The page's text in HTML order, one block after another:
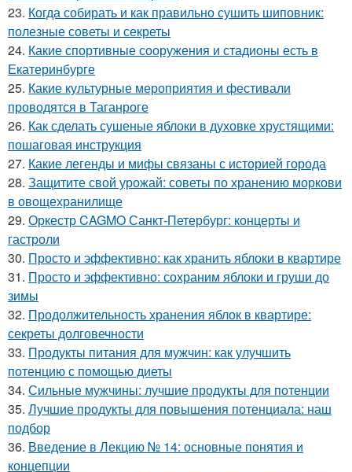
23. Когда собирать и как правильно сушить шиповник:
полезные советы и секреты
24. Какие спортивные сооружения и стадионы есть в
Екатеринбурге
25. Какие культурные мероприятия и фестивали
проводятся в Таганроге
26. Как сделать сушеные яблоки в духовке хрустящими:
пошаговая инструкция
27. Какие легенды и мифы связаны с историей города
28. Защитите свой урожай: советы по хранению моркови
в овощехранилище
29. Оркестр CAGMO Санкт-Петербург: концерты и
гастроли
30. Просто и эффективно: как хранить яблоки в квартире
31. Просто и эффективно: сохраним яблоки и груши до
зимы
32. Продолжительность хранения яблок в квартире:
секреты долговечности
33. Продукты питания для мужчин: как улучшить
потенцию с помощью диеты
34. Сильные мужчины: лучшие продукты для потенции
35. Лучшие продукты для повышения потенциала: наш
подбор
36. Введение в Лекцию № 14: основные понятия и
концепции